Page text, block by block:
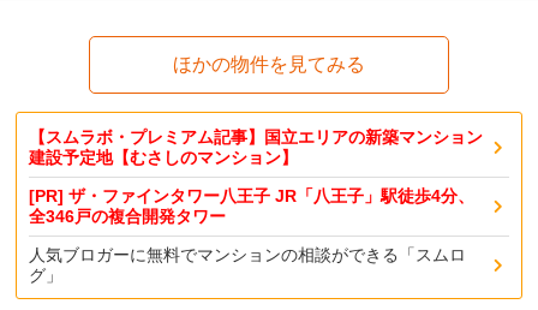
ほかの物件を見てみる
【スムラボ・プレミアム記事】国立エリアの新築マンション
建設予定地【むさしのマンション】
[PR] ザ・ファインタワー八王子 JR「八王子」駅徒歩4分、
全346戸の複合開発タワー
人気ブロガーに無料でマンションの相談ができる「スムロ
グ」